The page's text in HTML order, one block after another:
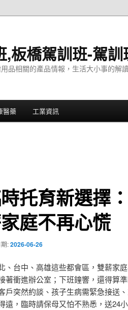
,板橋駕訓班-駕訓
品相關的產品情報，生活大小事的解讀
醫藥 工業資訊
托育新選擇
庭不再心慌
:2026-06-26
、台中、高雄這些都會區，雙薪家
著衝進辦公室；下班鐘響，還得算
戶突然約談、孩子生病需緊急接送
遠，臨時請保母又怕不熟悉，送24